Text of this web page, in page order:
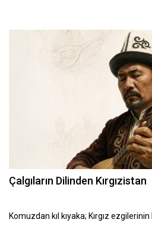
Çalgıların Dilinden Kırgızistan
Komuzdan kıl kıyaka; Kırgız